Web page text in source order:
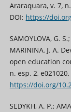
Araraquara, v. 7,
DOI: https://
SAMOYLOVA, G.
MARININA, J. A.
open education
n. esp. 2,
https://doi.org/
SEDYKH, A. P.;